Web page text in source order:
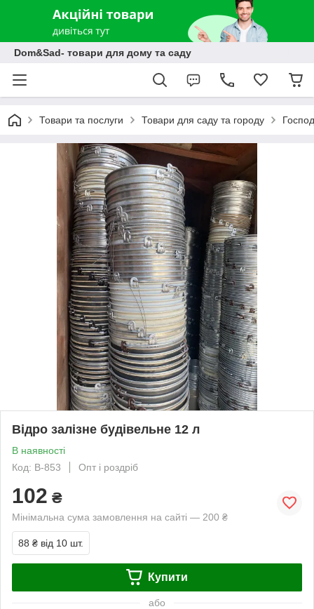
Dom&Sad- товари для дому та саду
Товари та послуги Товари для саду та городу
Відро залізне будівельне 12 л
В наявності
Код: В-853
Опт і роздріб
102 ₴
Мінімальна сума замовлення на сайті — 200 ₴
88 ₴ від 10 шт.
Купити
або